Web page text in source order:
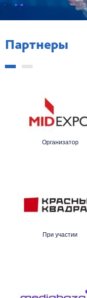
Партнеры
Организатор
При участии